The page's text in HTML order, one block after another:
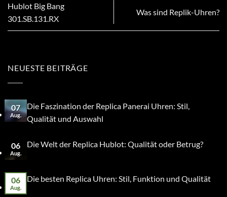
Hublot Big Bang
301.SB.131.RX
Was sind Replik-Uhren?
NEUESTE BEITRÄGE
07
Aug.
Die Faszination der Replica Panerai Uhren: Stil,
Qualität und Auswahl
06
Aug.
Die Welt der Replica Hublot: Qualität oder Betrug?
06
Aug.
Die besten Replica Uhren: Stil, Funktion und Qualität